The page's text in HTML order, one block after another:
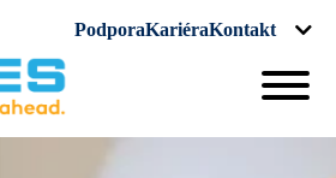
PodporaKariéraKontakt